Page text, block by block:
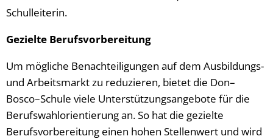
Schulleiterin.
Gezielte Berufsvorbereitung
Um mögliche Benachteiligungen auf dem Ausbildungs-
und Arbeitsmarkt zu reduzieren, bietet die Don–
Bosco–Schule viele Unterstützungsangebote für die
Berufswahlorientierung an. So hat die gezielte
Berufsvorbereitung einen hohen Stellenwert und wird